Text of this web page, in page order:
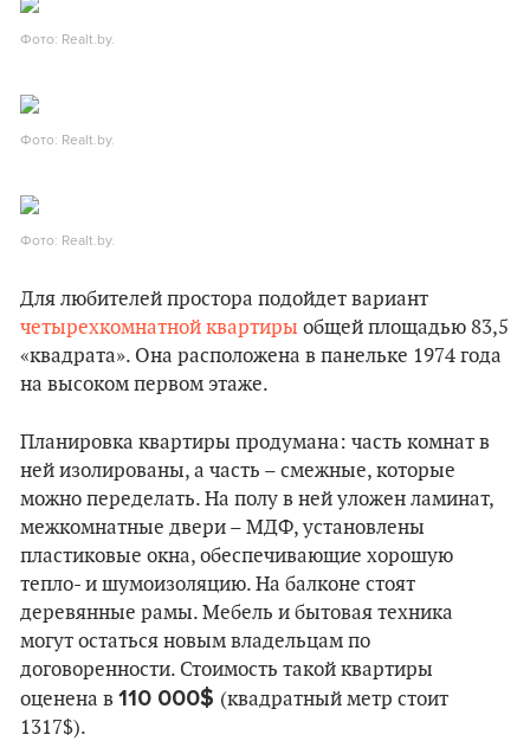
Фото: Realt.by.
Фото: Realt.by.
Фото: Realt.by.
Для любителей простора подойдет вариант
четырехкомнатной квартиры общей площадью 83,5
«квадрата». Она расположена в панельке 1974 года
на высоком первом этаже.
Планировка квартиры продумана: часть комнат в
ней изолированы, а часть – смежные, которые
можно переделать. На полу в ней уложен ламинат,
межкомнатные двери – МДФ, установлены
пластиковые окна, обеспечивающие хорошую
тепло- и шумоизоляцию. На балконе стоят
деревянные рамы. Мебель и бытовая техника
могут остаться новым владельцам по
договоренности. Стоимость такой квартиры
оценена в 110 000$ (квадратный метр стоит
1317$).